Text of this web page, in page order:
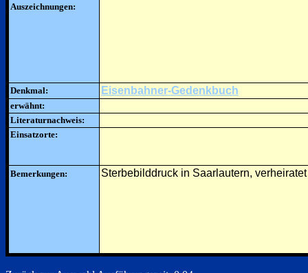
Auszeichnungen:
Denkmal: Eisenbahner-Gedenkbuch
erwähnt:
Literaturnachweis:
Einsatzorte:
Bemerkungen: Sterbebilddruck in Saarlautern,